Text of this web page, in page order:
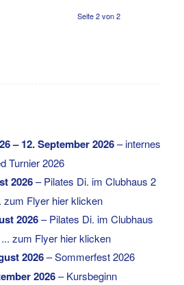
Seite 2 von 2
– 12. September 2026–internes
Turnier 2026
2026–Pilates Di. im Clubhaus 2
zum Flyer hier klicken
2026–Pilates Di. im Clubhaus
zum Flyer hier klicken
2026–Sommerfest 2026
2026–Kursbeginn